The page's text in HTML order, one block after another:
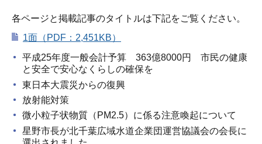
各ページと掲載記事のタイトルは下記をご覧ください。
1面（PDF：2,451KB）
平成25年度一般会計予算 363億8000円 市民の健康
と安全で安心なくらしの確保を
東日本大震災からの復興
放射能対策
微小粒子状物質（PM2.5）に係る注意喚起について
星野市長が北千葉広域水道企業団運営協議会の会長に